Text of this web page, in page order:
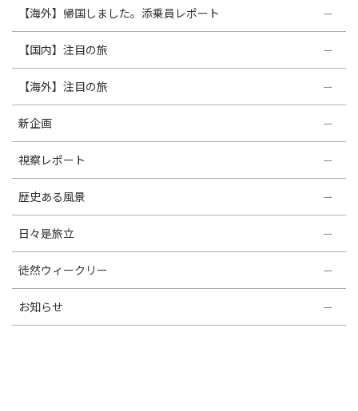
【海外】帰国しました。添乗員レポート
【国内】注目の旅
【海外】注目の旅
新企画
視察レポート
歴史ある風景
日々是旅立
徒然ウィークリー
お知らせ